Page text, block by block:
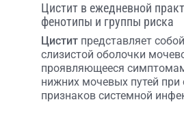
Цистит в ежедневной
фенотипы и группы риска
Цистит представляет
слизистой оболочки
проявляющееся
нижних мочевых путей при
признаков системной